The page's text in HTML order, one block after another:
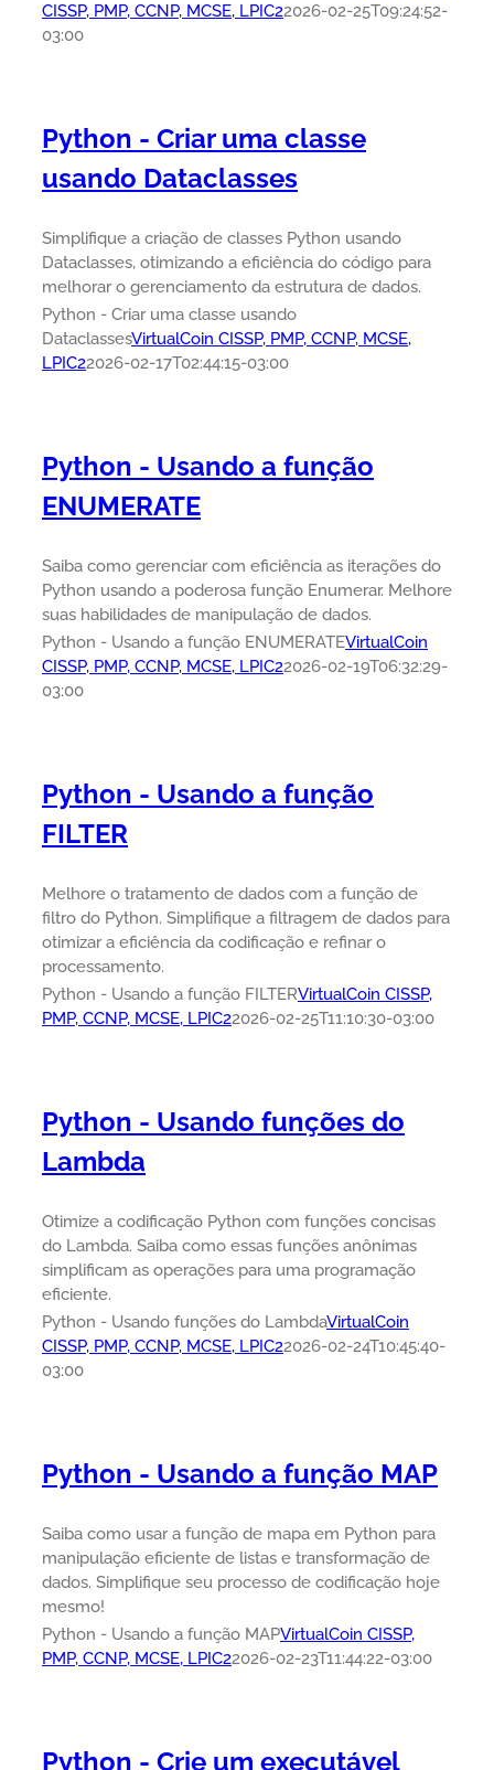
CISSP, PMP, CCNP, MCSE, LPIC22026-02-25T09:24:52-
03:00
Python - Criar uma classe
usando Dataclasses
Simplifique a criação de classes Python usando
Dataclasses, otimizando a eficiência do código para
melhorar o gerenciamento da estrutura de dados.
Python - Criar uma classe usando
DataclassesVirtualCoin CISSP, PMP, CCNP, MCSE,
LPIC22026-02-17T02:44:15-03:00
Python - Usando a função
ENUMERATE
Saiba como gerenciar com eficiência as iterações do
Python usando a poderosa função Enumerar. Melhore
suas habilidades de manipulação de dados.
Python - Usando a função ENUMERATEVirtualCoin
CISSP, PMP, CCNP, MCSE, LPIC22026-02-19T06:32:29-
03:00
Python - Usando a função
FILTER
Melhore o tratamento de dados com a função de
filtro do Python. Simplifique a filtragem de dados para
otimizar a eficiência da codificação e refinar o
processamento.
Python - Usando a função FILTERVirtualCoin CISSP,
PMP, CCNP, MCSE, LPIC22026-02-25T11:10:30-03:00
Python - Usando funções do
Lambda
Otimize a codificação Python com funções concisas
do Lambda. Saiba como essas funções anônimas
simplificam as operações para uma programação
eficiente.
Python - Usando funções do LambdaVirtualCoin
CISSP, PMP, CCNP, MCSE, LPIC22026-02-24T10:45:40-
03:00
Python - Usando a função MAP
Saiba como usar a função de mapa em Python para
manipulação eficiente de listas e transformação de
dados. Simplifique seu processo de codificação hoje
mesmo!
Python - Usando a função MAPVirtualCoin CISSP,
PMP, CCNP, MCSE, LPIC22026-02-23T11:44:22-03:00
Python - Crie um executável